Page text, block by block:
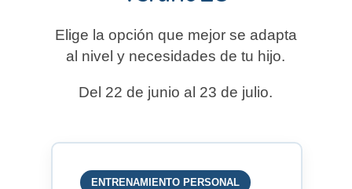
Elige la opción que mejor se adapta
al nivel y necesidades de tu hijo.
Del 22 de junio al 23 de julio.
ENTRENAMIENTO PERSONAL